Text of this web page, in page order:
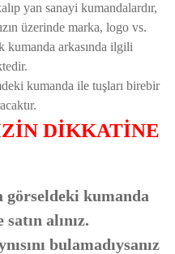
yan sanayi kumandalardır,
üzerinde marka, logo vs.
kumanda arkasında ilgili
kumanda ile tuşları birebir
DİKKATİNE
görseldeki kumanda
alınız.
bulamadıysanız